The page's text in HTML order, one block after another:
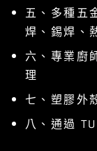
五、多種五
焊、錫焊、
六、專業
理
七、塑膠外
八、通過